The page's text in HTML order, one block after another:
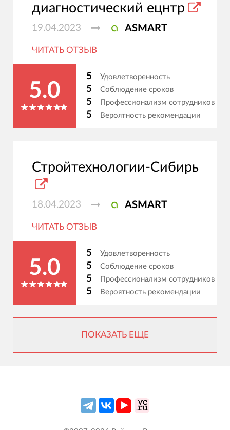
диагностический ецнтр
19.04.2023 ASMART
ЧИТАТЬ ОТЗЫВ
5.0
5 Удовлетворенность
5 Соблюдение сроков
5 Профессионализм сотрудников
5 Вероятность рекомендации
Стройтехнологии-Сибирь
18.04.2023 ASMART
ЧИТАТЬ ОТЗЫВ
5.0
5 Удовлетворенность
5 Соблюдение сроков
5 Профессионализм сотрудников
5 Вероятность рекомендации
ПОКАЗАТЬ ЕЩЕ